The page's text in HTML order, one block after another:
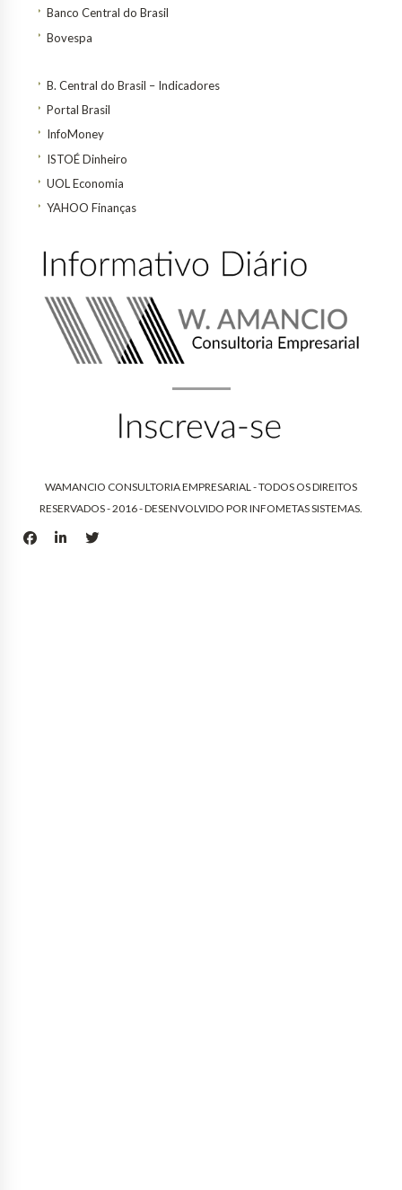
Banco Central do Brasil
Bovespa
B. Central do Brasil – Indicadores
Portal Brasil
InfoMoney
ISTOÉ Dinheiro
UOL Economia
YAHOO Finanças
WAMANCIO CONSULTORIA EMPRESARIAL - TODOS OS DIREITOS
RESERVADOS - 2016 - DESENVOLVIDO PORINFOMETAS SISTEMAS.